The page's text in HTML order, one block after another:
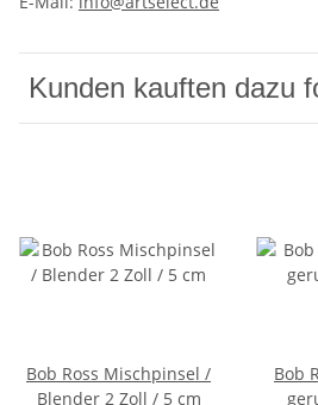
Kunden kauften dazu
Bob Ross Mischpinsel /
Blender 2 Zoll / 5 cm
Bob